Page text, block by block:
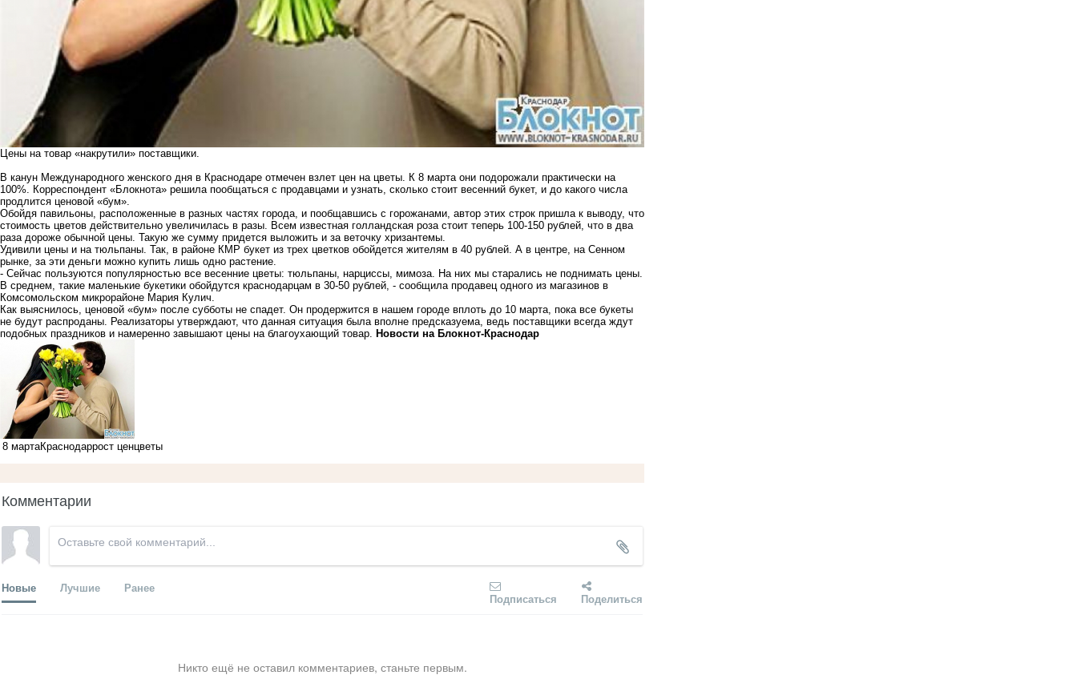
Цены на товар «накрутили» поставщики.
В канун Международного женского дня в Краснодаре отмечен взлет цен на цветы. К 8 марта они подорожали практически на
100%. Корреспондент «Блокнота» решила пообщаться с продавцами и узнать, сколько стоит весенний букет, и до какого числа
продлится ценовой «бум».
Обойдя павильоны, расположенные в разных частях города, и пообщавшись с горожанами, автор этих строк пришла к выводу, что
стоимость цветов действительно увеличилась в разы. Всем известная голландская роза стоит теперь 100-150 рублей, что в два
раза дороже обычной цены. Такую же сумму придется выложить и за веточку хризантемы.
Удивили цены и на тюльпаны. Так, в районе КМР букет из трех цветков обойдется жителям в 40 рублей. А в центре, на Сенном
рынке, за эти деньги можно купить лишь одно растение.
- Сейчас пользуются популярностью все весенние цветы: тюльпаны, нарциссы, мимоза. На них мы старались не поднимать цены.
В среднем, такие маленькие букетики обойдутся краснодарцам в 30-50 рублей, - сообщила продавец одного из магазинов в
Комсомольском микрорайоне Мария Кулич.
Как выяснилось, ценовой «бум» после субботы не спадет. Он продержится в нашем городе вплоть до 10 марта, пока все букеты
не будут распроданы. Реализаторы утверждают, что данная ситуация была вполне предсказуема, ведь поставщики всегда ждут
подобных праздников и намеренно завышают цены на благоухающий товар.
Новости на Блoкнoт-Краснодар
8 мартаКраснодаррост ценцветы
Комментарии
Новые Лучшие Ранее
Подписаться Поделиться
Никто ещё не оставил комментариев, станьте первым.